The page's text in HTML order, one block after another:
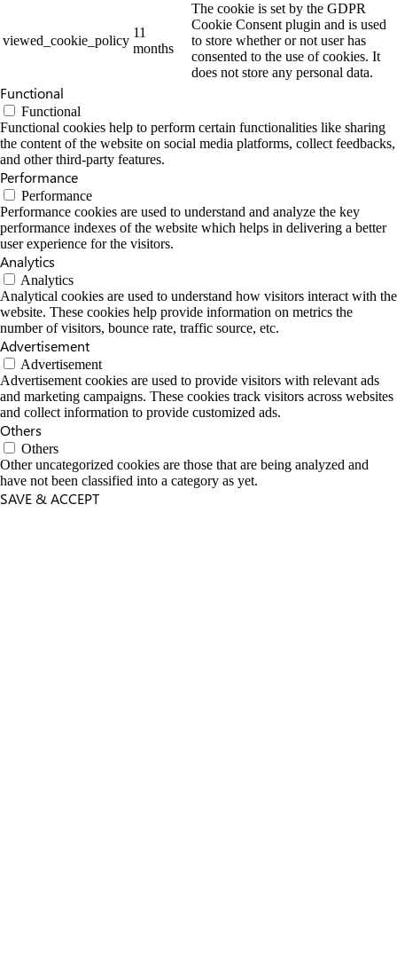
viewed_cookie_policy
11
months
The cookie is set by the GDPR
Cookie Consent plugin and is used
to store whether or not user has
consented to the use of cookies. It
does not store any personal data.
Functional
Functional
Functional cookies help to perform certain functionalities like sharing
the content of the website on social media platforms, collect feedbacks,
and other third-party features.
Performance
Performance
Performance cookies are used to understand and analyze the key
performance indexes of the website which helps in delivering a better
user experience for the visitors.
Analytics
Analytics
Analytical cookies are used to understand how visitors interact with the
website. These cookies help provide information on metrics the
number of visitors, bounce rate, traffic source, etc.
Advertisement
Advertisement
Advertisement cookies are used to provide visitors with relevant ads
and marketing campaigns. These cookies track visitors across websites
and collect information to provide customized ads.
Others
Others
Other uncategorized cookies are those that are being analyzed and
have not been classified into a category as yet.
SAVE & ACCEPT